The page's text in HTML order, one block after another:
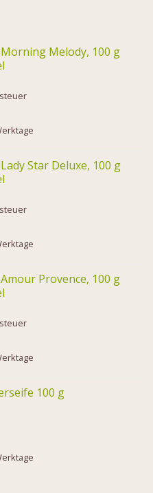
Melody, 100 g
Star Deluxe, 100 g
Provence, 100 g
100 g